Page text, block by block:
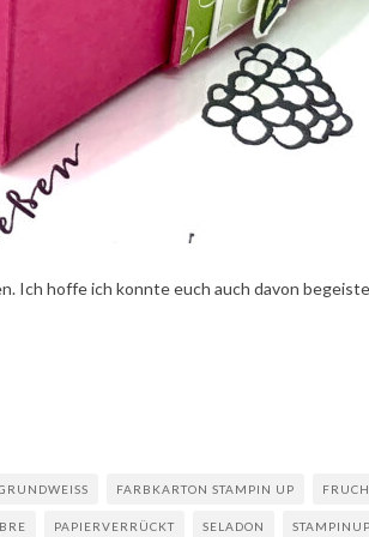
Ich hoffe ich konnte euch auch davon
FARBKARTON STAMPIN UP
PAPIERVERRÜCKT SELADON